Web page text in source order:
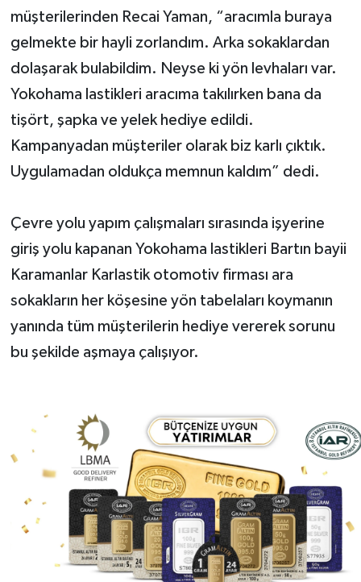
müşterilerinden Recai Yaman, “aracımla buraya
gelmekte bir hayli zorlandım. Arka sokaklardan
dolaşarak bulabildim. Neyse ki yön levhaları var.
Yokohama lastikleri aracıma takılırken bana da
tişört, şapka ve yelek hediye edildi.
Kampanyadan müşteriler olarak biz karlı çıktık.
Uygulamadan oldukça memnun kaldım” dedi.
Çevre yolu yapım çalışmaları sırasında işyerine
giriş yolu kapanan Yokohama lastikleri Bartın bayii
Karamanlar Karlastik otomotiv firması ara
sokakların her köşesine yön tabelaları koymanın
yanında tüm müşterilerin hediye vererek sorunu
bu şekilde aşmaya çalışıyor.